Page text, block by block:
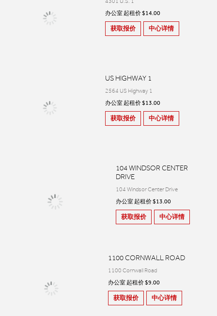
办公室 起租价 $14.00
获取报价 中心详情
US HIGHWAY 1
2564 US Highway 1
办公室 起租价 $13.00
获取报价 中心详情
104 WINDSOR CENTER
DRIVE
104 Windsor Center Drive
办公室 起租价 $13.00
获取报价 中心详情
1100 CORNWALL ROAD
1100 Cornwall Road
办公室 起租价 $9.00
获取报价 中心详情